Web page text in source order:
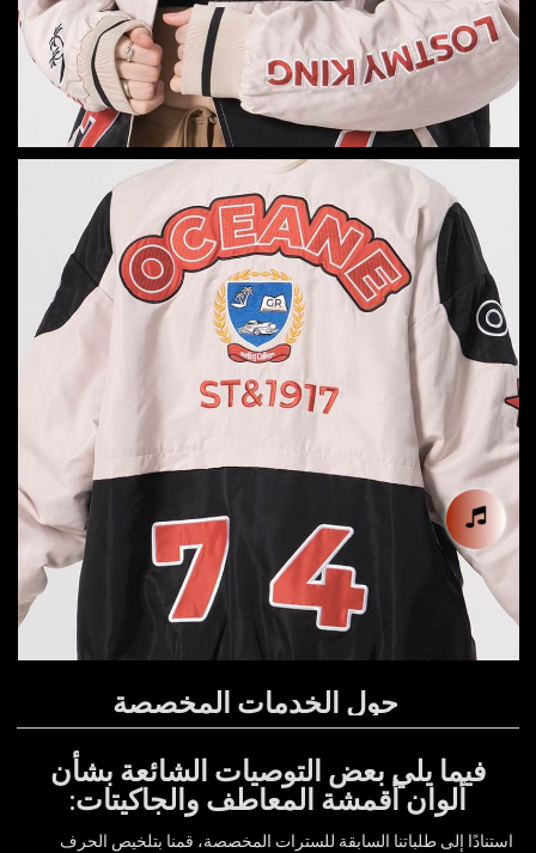
حول الخدمات المخصصة
فيما يلي بعض التوصيات الشائعة بشأن
ألوان أقمشة المعاطف والجاكيتات:
استنادًا إلى طلباتنا السابقة للسترات المخصصة، قمنا بتلخيص الحرف